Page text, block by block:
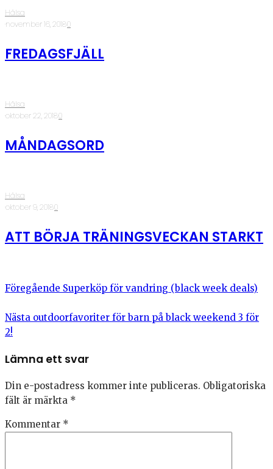
Hälsa
·november 16, 2018·0
FREDAGSFJÄLL
Hälsa
·oktober 22, 2018·0
MÅNDAGSORD
Hälsa
·oktober 9, 2018·0
ATT BÖRJA TRÄNINGSVECKAN STARKT
Föregående Superköp för vandring (black week deals)
Nästa outdoorfavoriter för barn på black weekend 3 för
2!
Lämna ett svar
Din e-postadress kommer inte publiceras. Obligatoriska
fält är märkta *
Kommentar *